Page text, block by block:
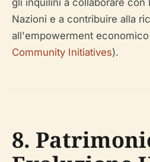
gli inquilini a collaborare con
Nazioni e a contribuire alla
all'empowerment
Community Initiatives).
8.